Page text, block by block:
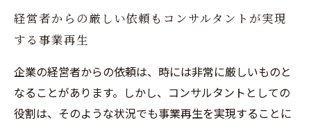
経営者からの厳しい依頼もコンサルタントが実現
する事業再生
企業の経営者からの依頼は、時には非常に厳しいものと
なることがあります。しかし、コンサルタントとしての
役割は、そのような状況でも事業再生を実現することに